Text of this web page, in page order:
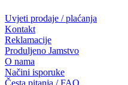
Uvjeti prodaje / plaćanja
Kontakt
Reklamacije
Produljeno Jamstvo
O nama
Načini isporuke
Česta pitanja / FAQ